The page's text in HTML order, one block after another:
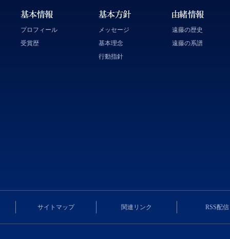
プロフィール
受賞歴
メッセージ
基本理念
行動指針
遠藤の歴史
遠藤の系譜
サイトマップ 関連リンク RSS配信